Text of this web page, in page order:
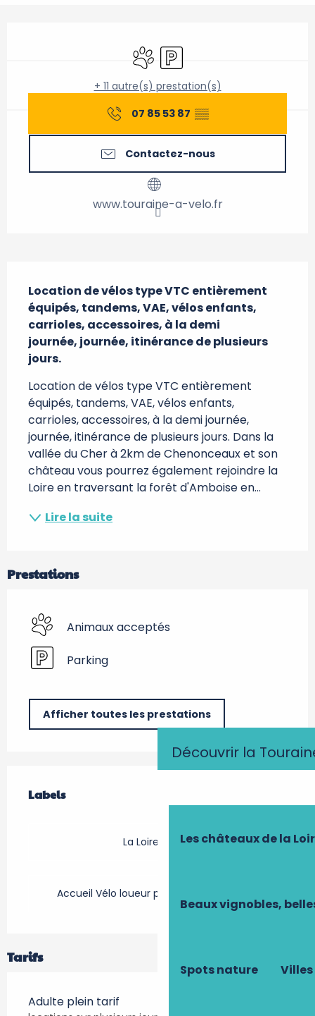
Découvrir la
Les châteaux de la
Beaux vignobles,
Spots nature
Animaux acceptés
Parking
+ 11 autre(s) prestation(s)
07 85 53 87 ▒▒
Contactez-nous
www.touraine-a-velo.fr
Location de vélos type VTC entièrement
équipés, tandems, VAE, vélos enfants,
carrioles, accessoires, à la demi
journée, journée, itinérance de plusieurs
jours.
Location de vélos type VTC entièrement
équipés, tandems, VAE, vélos enfants,
carrioles, accessoires, à la demi journée,
journée, itinérance de plusieurs jours. Dans la
vallée du Cher à 2km de Chenonceaux et son
château vous pourrez également rejoindre la
Loire en traversant la forêt d'Amboise en...
Lire la suite
Prestations
Animaux acceptés
Parking
Afficher toutes les prestations
Labels
Labels
La Loire à Vélo
Accueil Vélo loueur professionnel de vélo
Tarifs
Adulte plein tarif